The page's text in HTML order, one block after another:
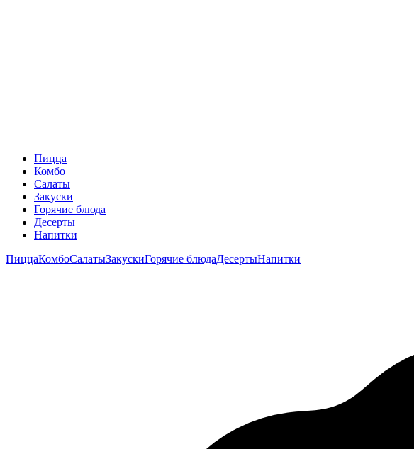
Пицца
Комбо
Салаты
Закуски
Горячие блюда
Десерты
Напитки
ПиццаКомбоСалатыЗакускиГорячие блюдаДесертыНапитки